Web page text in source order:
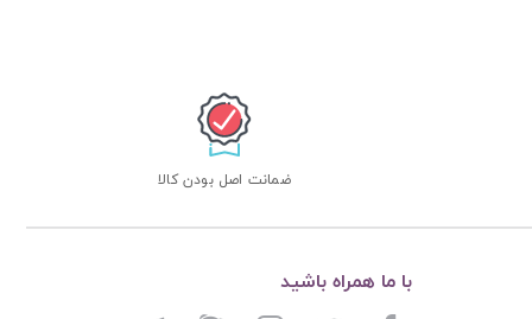
ضمانت اصل بودن کالا
با ما همراه باشید